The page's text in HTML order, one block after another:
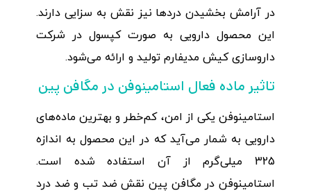
در آرامش بخشیدن دردها نیز نقش به سزایی دارند.
این محصول دارویی به صورت کپسول در شرکت
داروسازی کیش مدیفارم تولید و ارائه می‌شود.
تاثیر ماده فعال استامینوفن در مگافن پین
استامینوفن یکی از امن، کم‌خطر و بهترین ماده‌های
دارویی به شمار می‌آید که در این محصول به اندازه
325 میلی‌گرم از آن استفاده شده است.
استامینوفن در مگافن پین نقش ضد تب و ضد درد